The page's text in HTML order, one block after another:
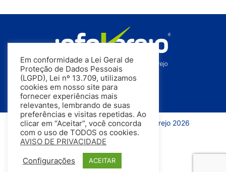
Todos os direitos reservados | InfoVarejo 2026
Em conformidade a Lei Geral de
Proteção de Dados Pessoais
(LGPD), Lei nº 13.709, utilizamos
cookies em nosso site para
fornecer experiências mais
relevantes, lembrando de suas
preferências e visitas repetidas. Ao
clicar em “Aceitar”, você concorda
com o uso de TODOS os cookies.
AVISO DE PRIVACIDADE
Configurações ACEITAR